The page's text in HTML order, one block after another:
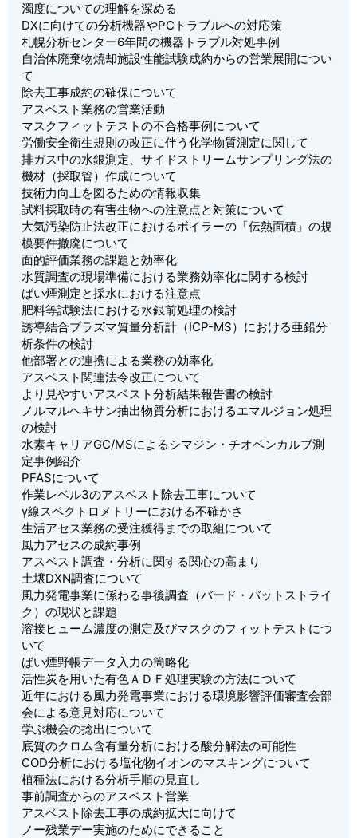
濁度についての理解を深める
DXに向けての分析機器やPCトラブルへの対応策
札幌分析センター6年間の機器トラブル対処事例
自治体廃棄物焼却施設性能試験成約からの営業展開につい
て
除去工事成約の確保について
アスベスト業務の営業活動
マスクフィットテストの不合格事例について
労働安全衛生規則の改正に伴う化学物質測定に関して
排ガス中の水銀測定、サイドストリームサンプリング法の
機材（採取管）作成について
技術力向上を図るための情報収集
試料採取時の有害生物への注意点と対策について
大気汚染防止法改正におけるボイラーの「伝熱面積」の規
模要件撤廃について
面的評価業務の課題と効率化
水質調査の現場準備における業務効率化に関する検討
ばい煙測定と採水における注意点
肥料等試験法における水銀前処理の検討
誘導結合プラズマ質量分析計（ICP-MS）における亜鉛分
析条件の検討
他部署との連携による業務の効率化
アスベスト関連法令改正について
より見やすいアスベスト分析結果報告書の検討
ノルマルヘキサン抽出物質分析におけるエマルジョン処理
の検討
水素キャリアGC/MSによるシマジン・チオベンカルブ測
定事例紹介
PFASについて
作業レベル3のアスベスト除去工事について
γ線スペクトロメトリーにおける不確かさ
生活アセス業務の受注獲得までの取組について
風力アセスの成約事例
アスベスト調査・分析に関する関心の高まり
土壌DXN調査について
風力発電事業に係わる事後調査（バード・バットストライ
ク）の現状と課題
溶接ヒューム濃度の測定及びマスクのフィットテストにつ
いて
ばい煙野帳データ入力の簡略化
活性炭を用いた有色ＡＤＦ処理実験の方法について
近年における風力発電事業における環境影響評価審査会部
会による意見対応について
学ぶ機会の捻出について
底質のクロム含有量分析における酸分解法の可能性
COD分析における塩化物イオンのマスキングについて
植種法における分析手順の見直し
事前調査からのアスベスト営業
アスベスト除去工事の成約拡大に向けて
ノー残業デー実施のためにできること